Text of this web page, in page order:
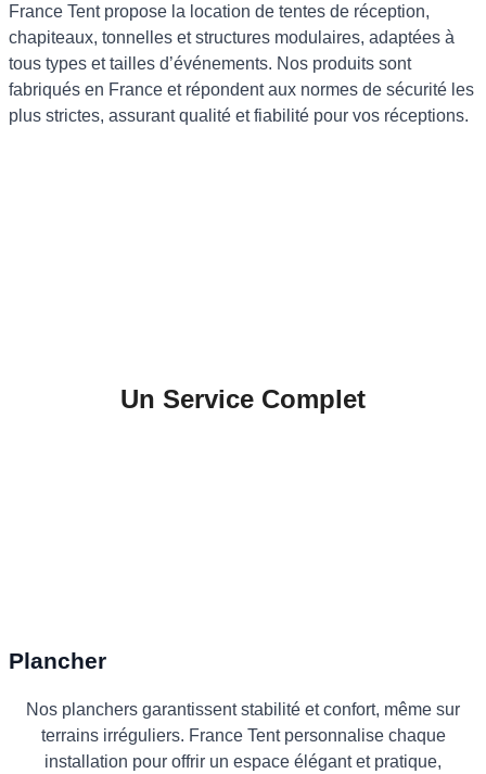
France Tent propose la location de tentes de réception,
chapiteaux, tonnelles et structures modulaires, adaptées à
tous types et tailles d’événements. Nos produits sont
fabriqués en France et répondent aux normes de sécurité les
plus strictes, assurant qualité et fiabilité pour vos réceptions.
Un Service Complet
Plancher
Nos planchers garantissent stabilité et confort, même sur
terrains irréguliers. France Tent personnalise chaque
installation pour offrir un espace élégant et pratique,